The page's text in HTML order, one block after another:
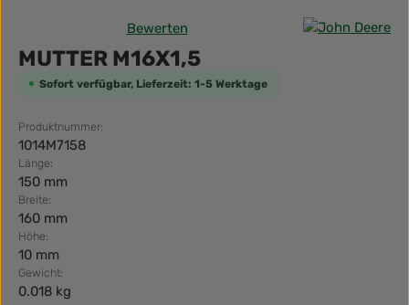
Durchschnittliche Bewertung von 0 von 5 Sternen
Bewerten
MUTTER M16X1,5
Sofort verfügbar, Lieferzeit: 1-5 Werktage
Produktnummer:
1014M7158
Länge:
150 mm
Breite:
160 mm
Höhe:
10 mm
Gewicht:
0.018 kg